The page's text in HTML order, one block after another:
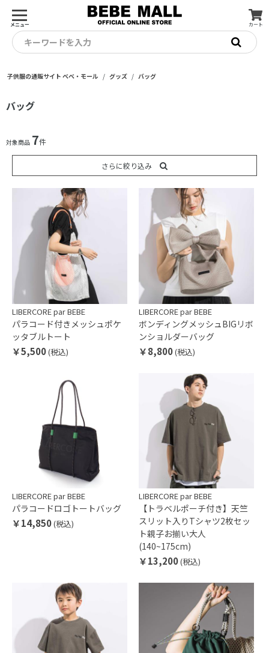
メニュー カート
キーワードを入力
子供服の通販サイト ベベ・モール グッズ バッグ
バッグ
対象商品 7件
さらに絞り込み
LIBERCORE par BEBE
パラコード付きメッシュポケ
ッタブルトート
￥5,500(税込)
LIBERCORE par BEBE
ボンディングメッシュBIGリボ
ンショルダーバッグ
￥8,800(税込)
LIBERCORE par BEBE
パラコードロゴトートバッグ
￥14,850(税込)
LIBERCORE par BEBE
【トラベルポーチ付き】天竺
スリット入りTシャツ2枚セッ
ト親子お揃い大人
(140~175cm)
￥13,200(税込)